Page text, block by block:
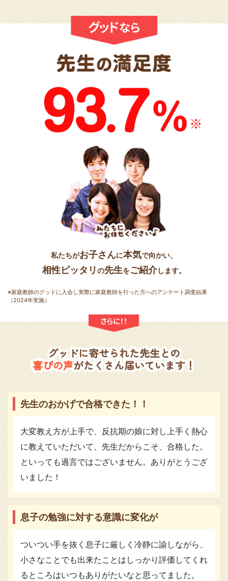
私たちがお子さんに本気で向かい、
相性ピッタリ の先生をご紹介します。
※家庭教師のグッドに入会し実際に家庭教師を行った方へのアンケート調査結果
（2024年実施）
グッドに寄せられた先生との
喜びの声がたくさん届いています！
先生のおかげで合格できた！！
大変教え方が上手で、反抗期の娘に対し上手く熱心
に教えていただいて、先生だからこそ、合格した。
といっても過言ではございません。ありがとうござ
いました！
息子の勉強に対する意識に変化が
ついつい手を抜く息子に厳しく冷静に諭しながら、
小さなことでも出来たことはしっかり評価してくれ
るところはいつもありがたいなと思ってました。